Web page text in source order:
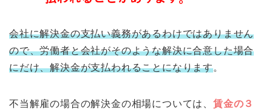
会社に解決金の支払い義務があるわけではありません
ので、労働者と会社がそのような解決に合意した場合
にだけ、解決金が支払われることになります。
不当解雇の場合の解決金の相場については、 賃金の３